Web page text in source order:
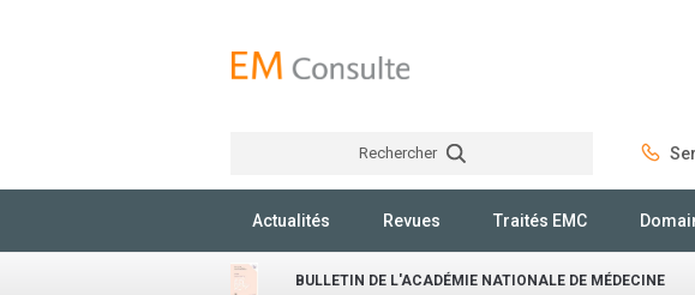
Rechercher
Actualités Revues Traités EMC
BULLETIN DE L'ACADÉMIE NATIONALE DE MÉDECINE